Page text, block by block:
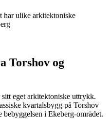
har ulike arkitektoniske
Torshov og
eget arkitektoniske uttrykk.
kvartalsbygg på Torshov
i Ekeberg-området.